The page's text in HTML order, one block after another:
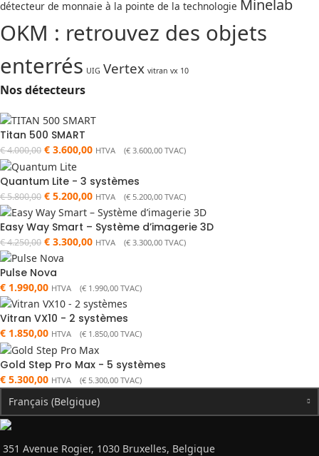
détecteur de monnaie à la pointe de la technologie Minelab
OKM : retrouvez des objets
enterrés UIG Vertex vitran vx 10
Nos détecteurs
Titan 500 SMART
€4.000,00 € 3.600,00 HTVA (€ 3.600,00 TVAC)
Quantum Lite - 3 systèmes
€5.800,00 € 5.200,00 HTVA (€ 5.200,00 TVAC)
Easy Way Smart – Système d’imagerie 3D
€4.250,00 € 3.300,00 HTVA (€ 3.300,00 TVAC)
Pulse Nova
€ 1.990,00 HTVA (€ 1.990,00 TVAC)
Vitran VX10 - 2 systèmes
€ 1.850,00 HTVA (€ 1.850,00 TVAC)
Gold Step Pro Max - 5 systèmes
€ 5.300,00 HTVA (€ 5.300,00 TVAC)
Français (Belgique)
351 Avenue Rogier, 1030 Bruxelles, Belgique